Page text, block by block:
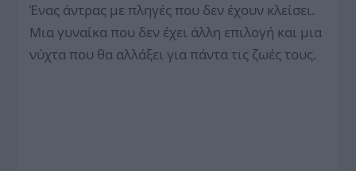
Ένας άντρας με πληγές που δεν έχουν κλείσει.
Μια γυναίκα που δεν έχει άλλη επιλογή και μια
νύχτα που θα αλλάξει για πάντα τις ζωές τους.